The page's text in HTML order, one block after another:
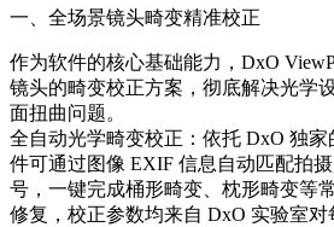
一、全场景镜头畸变精准校正
作为软件的核心基础能力，DxO
镜头的畸变校正方案，彻底解决光学
面扭曲问题。
全自动光学畸变校正：依托 DxO 独
件可通过图像 EXIF 信息自动匹配拍
号，一键完成桶形畸变、枕形畸变等
修复，校正参数均来自 DxO 实验室